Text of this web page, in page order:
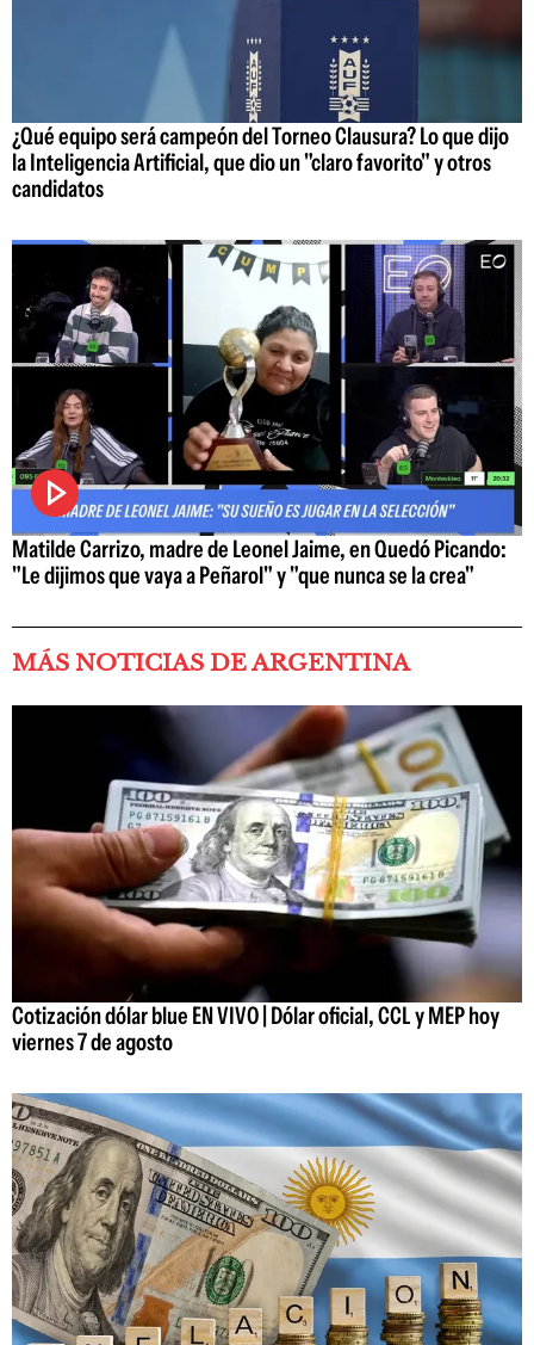
¿Qué equipo será campeón del Torneo Clausura? Lo que dijo
la Inteligencia Artificial, que dio un "claro favorito" y otros
candidatos
Matilde Carrizo, madre de Leonel Jaime, en Quedó Picando:
"Le dijimos que vaya a Peñarol" y "que nunca se la crea"
MÁS NOTICIAS DE ARGENTINA
Cotización dólar blue EN VIVO | Dólar oficial, CCL y MEP hoy
viernes 7 de agosto